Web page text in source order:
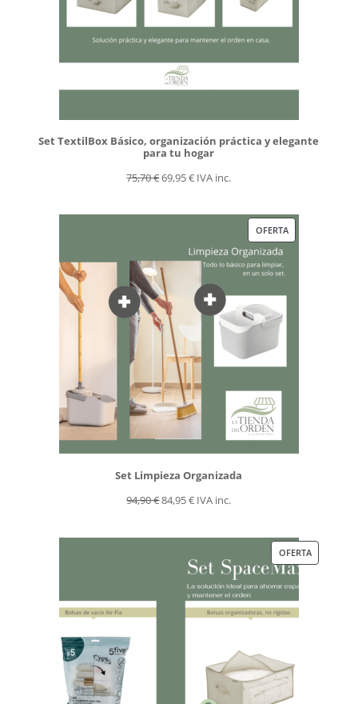
Set TextilBox Básico, organización práctica y elegante
para tu hogar
75,70€El
original
75,70 €.
69,95€El
actual
69,95 €.
IVA inc.
OFERTAPRODUCTO
Set Limpieza Organizada
94,90€El
original
94,90 €.
84,95€El
actual
84,95 €.
IVA inc.
OFERTA